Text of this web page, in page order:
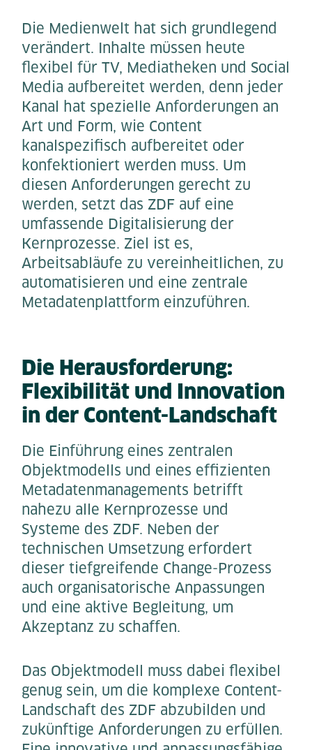
Die Medienwelt hat sich grundlegend
verändert. Inhalte müssen heute
flexibel für TV, Mediatheken und Social
Media aufbereitet werden, denn jeder
Kanal hat spezielle Anforderungen an
Art und Form, wie Content
kanalspezifisch aufbereitet oder
konfektioniert werden muss. Um
diesen Anforderungen gerecht zu
werden, setzt das ZDF auf eine
umfassende Digitalisierung der
Kernprozesse. Ziel ist es,
Arbeitsabläufe zu vereinheitlichen, zu
automatisieren und eine zentrale
Metadatenplattform einzuführen.
Die Herausforderung:
Flexibilität und Innovation
in der Content-Landschaft
Die Einführung eines zentralen
Objektmodells und eines effizienten
Metadatenmanagements betrifft
nahezu alle Kernprozesse und
Systeme des ZDF. Neben der
technischen Umsetzung erfordert
dieser tiefgreifende Change-Prozess
auch organisatorische Anpassungen
und eine aktive Begleitung, um
Akzeptanz zu schaffen.
Das Objektmodell muss dabei flexibel
genug sein, um die komplexe Content-
Landschaft des ZDF abzubilden und
zukünftige Anforderungen zu erfüllen.